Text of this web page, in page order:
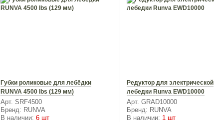
Губки роликовые для лебёдки
RUNVA 4500 lbs (129 мм)
Арт. SRF4500
Бренд: RUNVA
В наличии: 6 шт
Редуктор для электрической
лебедки Runva EWD10000
Арт. GRAD10000
Бренд: RUNVA
В наличии: 1 шт